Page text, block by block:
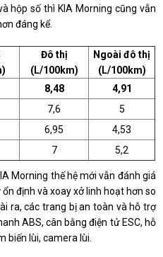
hộp số thì KIA Morning cũng vẫn
đáng kể.
Đô thị
(L/100km)
Ngoài đô thị
(L/100km)
8,48
4,91
7,6
5
6,95
4,53
7 5,2
Morning thế hệ mới vẫn đánh giá
định và xoay xở linh hoạt hơn so
ra, các trang bị an toàn và hỗ trợ
ABS, cân bằng điện tử ESC, hỗ
biến lùi, camera lùi.